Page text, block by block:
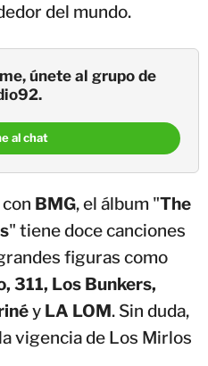
del mundo.
únete al grupo de
al chat
BMG, el álbum "The
" tiene doce canciones
figuras como
311, Los Bunkers,
y LA LOM. Sin duda,
vigencia de Los Mirlos